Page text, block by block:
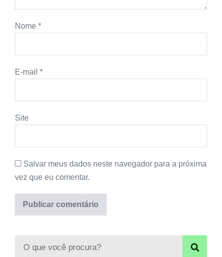
Nome *
E-mail *
Site
Salvar meus dados neste navegador para a próxima
vez que eu comentar.